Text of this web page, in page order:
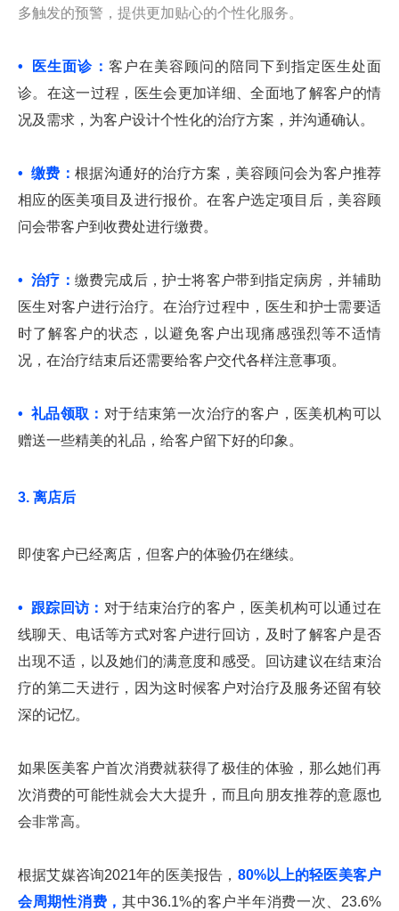
多触发的预警，提供更加贴心的个性化服务。
• 医生面诊： 客户在美容顾问的陪同下到指定医生处面
诊。在这一过程，医生会更加详细、全面地了解客户的情
况及需求，为客户设计个性化的治疗方案，并沟通确认。
• 缴费： 根据沟通好的治疗方案，美容顾问会为客户推荐
相应的医美项目及进行报价。在客户选定项目后，美容顾
问会带客户到收费处进行缴费。
• 治疗： 缴费完成后，护士将客户带到指定病房，并辅助
医生对客户进行治疗。在治疗过程中，医生和护士需要适
时了解客户的状态，以避免客户出现痛感强烈等不适情
况，在治疗结束后还需要给客户交代各样注意事项。
• 礼品领取： 对于结束第一次治疗的客户，医美机构可以
赠送一些精美的礼品，给客户留下好的印象。
3. 离店后
即使客户已经离店，但客户的体验仍在继续。
• 跟踪回访： 对于结束治疗的客户，医美机构可以通过在
线聊天、电话等方式对客户进行回访，及时了解客户是否
出现不适，以及她们的满意度和感受。回访建议在结束治
疗的第二天进行，因为这时候客户对治疗及服务还留有较
深的记忆。
如果医美客户首次消费就获得了极佳的体验，那么她们再
次消费的可能性就会大大提升，而且向朋友推荐的意愿也
会非常高。
根据艾媒咨询2021年的医美报告， 80%以上的轻医美客户
会周期性消费， 其中36.1%的客户半年消费一次、23.6%